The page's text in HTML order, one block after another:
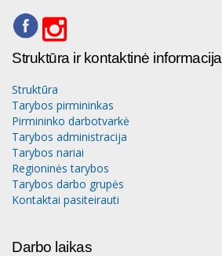
Struktūra ir kontaktinė informacija
Struktūra
Tarybos pirmininkas
Pirmininko darbotvarkė
Tarybos administracija
Tarybos nariai
Regioninės tarybos
Tarybos darbo grupės
Kontaktai pasiteirauti
Darbo laikas